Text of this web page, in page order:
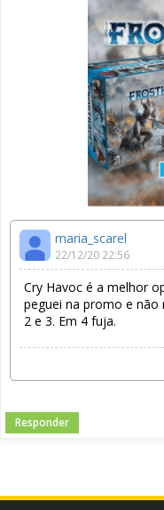
maria_scarel
22/12/20 22:56
Cry Havoc é a melhor
peguei na promo e
2 e 3. Em 4 fuja.
Responder